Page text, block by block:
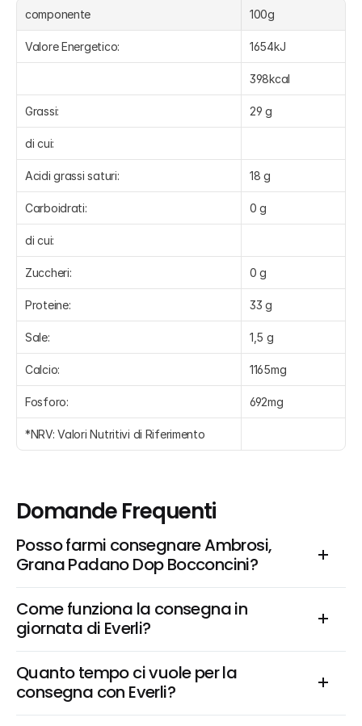
componente 100g
Valore Energetico: 1654kJ
398kcal
Grassi: 29 g
di cui:
Acidi grassi saturi: 18 g
Carboidrati: 0 g
di cui:
Zuccheri: 0 g
Proteine: 33 g
Sale: 1,5 g
Calcio: 1165mg
Fosforo: 692mg
*NRV: Valori Nutritivi di Riferimento
Domande Frequenti
Posso farmi consegnare Ambrosi,
Grana Padano Dop Bocconcini?
Come funziona la consegna in
giornata di Everli?
Quanto tempo ci vuole per la
consegna con Everli?